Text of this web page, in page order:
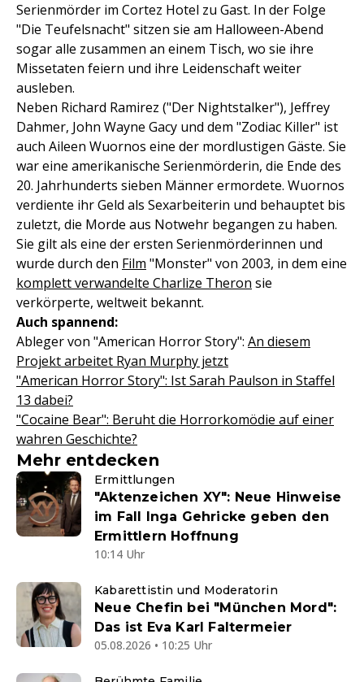
Serienmörder im Cortez Hotel zu Gast. In der Folge
"Die Teufelsnacht" sitzen sie am Halloween-Abend
sogar alle zusammen an einem Tisch, wo sie ihre
Missetaten feiern und ihre Leidenschaft weiter
ausleben.
Neben Richard Ramirez ("Der Nightstalker"), Jeffrey
Dahmer, John Wayne Gacy und dem "Zodiac Killer" ist
auch Aileen Wuornos eine der mordlustigen Gäste. Sie
war eine amerikanische Serienmörderin, die Ende des
20. Jahrhunderts sieben Männer ermordete. Wuornos
verdiente ihr Geld als Sexarbeiterin und behauptet bis
zuletzt, die Morde aus Notwehr begangen zu haben.
Sie gilt als eine der ersten Serienmörderinnen und
wurde durch den Film "Monster" von 2003, in dem eine
komplett verwandelte Charlize Theron sie
verkörperte, weltweit bekannt.
Auch spannend:
Ableger von "American Horror Story": An diesem
Projekt arbeitet Ryan Murphy jetzt
"American Horror Story": Ist Sarah Paulson in Staffel
13 dabei?
"Cocaine Bear": Beruht die Horrorkomödie auf einer
wahren Geschichte?
Mehr entdecken
Ermittlungen
"Aktenzeichen XY": Neue Hinweise
im Fall Inga Gehricke geben den
Ermittlern Hoffnung
10:14 Uhr
Kabarettistin und Moderatorin
Neue Chefin bei "München Mord":
Das ist Eva Karl Faltermeier
05.08.2026 • 10:25 Uhr